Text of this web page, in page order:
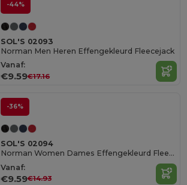
-44%
SOL'S 02093
Norman Men Heren Effengekleurd Fleecejack
Vanaf:
€9.59€17.16
-36%
SOL'S 02094
Norman Women Dames Effengekleurd Fleecejack
Vanaf:
€9.59€14.93